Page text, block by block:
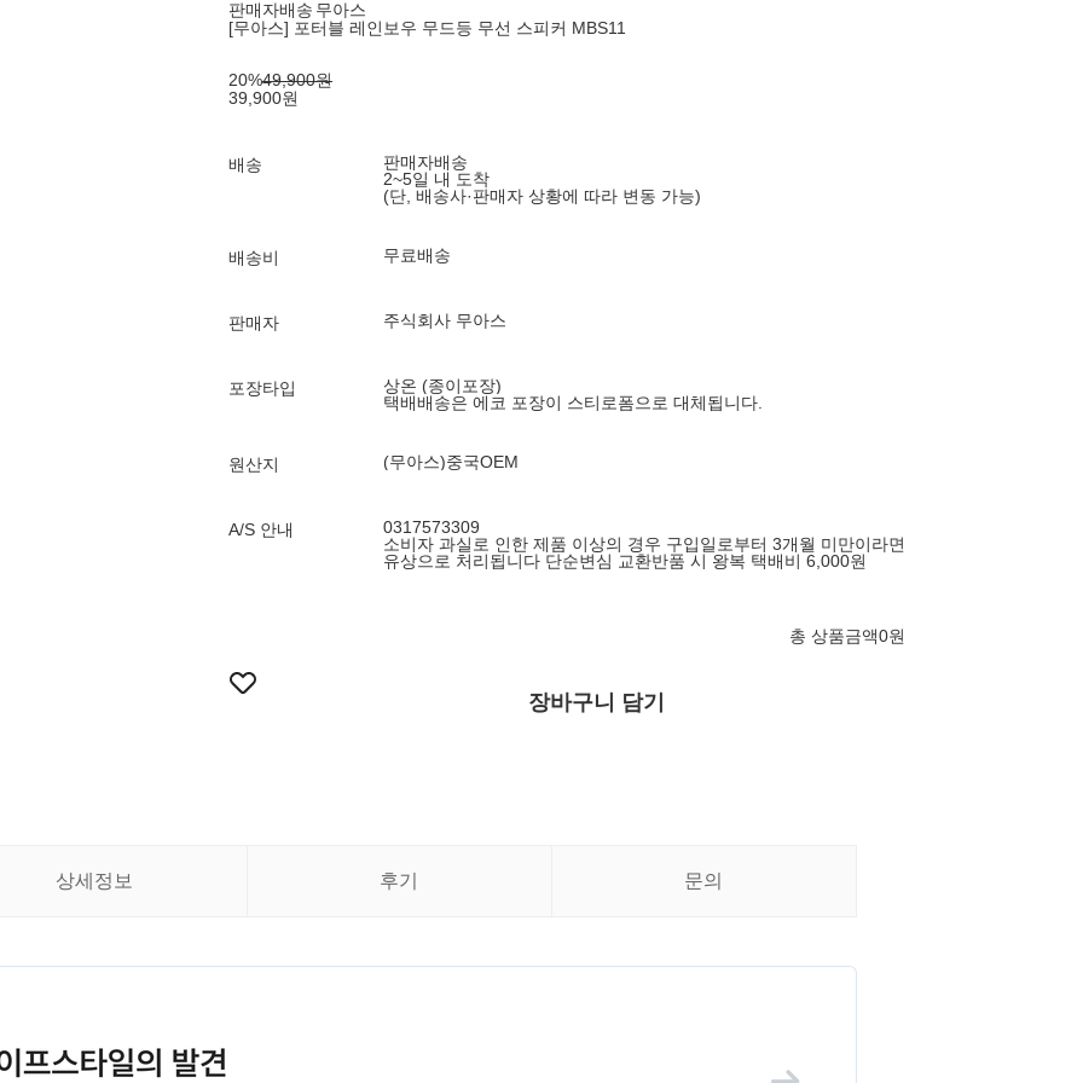
판매자배송 무아스
[무아스] 포터블 레인보우 무드등 무선 스피커 MBS11
20%49,900원
39,900원
배송
판매자배송
2~5일 내 도착
(단, 배송사·판매자 상황에 따라 변동 가능)
배송비 무료배송
판매자 주식회사 무아스
포장타입
상온 (종이포장)
택배배송은 에코 포장이 스티로폼으로 대체됩니다.
원산지 (무아스)중국OEM
A/S 안내
0317573309
소비자 과실로 인한 제품 이상의 경우 구입일로부터 3개월 미만이라면
유상으로 처리됩니다 단순변심 교환반품 시 왕복 택배비 6,000원
총 상품금액0원
장바구니 담기
상세정보 후기 문의